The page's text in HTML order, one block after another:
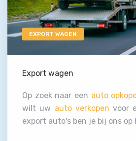
EXPORT WAGEN
Export wagen
Op zoek naar een auto
wilt uw auto verkopen voor
export auto's ben je bij ons